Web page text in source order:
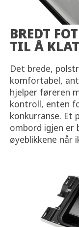
BREDT
TIL Å
Det brede,
komfortabel,
hjelper føreren
kontroll, enten
konkurranse. Et
ombord igjen er
øyeblikkene når